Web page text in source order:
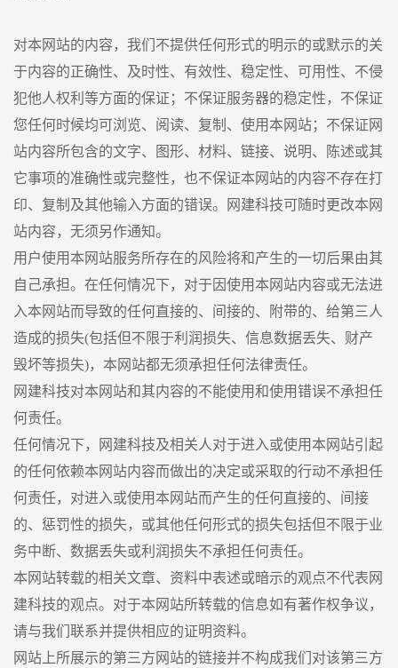
对本网站的内容，我们不提供任何形式的明示的或默示的关
于内容的正确性、及时性、有效性、稳定性、可用性、不侵
犯他人权利等方面的保证；不保证服务器的稳定性，不保证
您任何时候均可浏览、阅读、复制、使用本网站；不保证网
站内容所包含的文字、图形、材料、链接、说明、陈述或其
它事项的准确性或完整性，也不保证本网站的内容不存在打
印、复制及其他输入方面的错误。网建科技可随时更改本网
站内容，无须另作通知。
用户使用本网站服务所存在的风险将和产生的一切后果由其
自己承担。在任何情况下，对于因使用本网站内容或无法进
入本网站而导致的任何直接的、间接的、附带的、给第三人
造成的损失(包括但不限于利润损失、信息数据丢失、财产
毁坏等损失)，本网站都无须承担任何法律责任。
网建科技对本网站和其内容的不能使用和使用错误不承担任
何责任。
任何情况下，网建科技及相关人对于进入或使用本网站引起
的任何依赖本网站内容而做出的决定或采取的行动不承担任
何责任，对进入或使用本网站而产生的任何直接的、间接
的、惩罚性的损失，或其他任何形式的损失包括但不限于业
务中断、数据丢失或利润损失不承担任何责任。
本网站转载的相关文章、资料中表述或暗示的观点不代表网
建科技的观点。对于本网站所转载的信息如有著作权争议，
请与我们联系并提供相应的证明资料。
网站上所展示的第三方网站的链接并不构成我们对该第三方